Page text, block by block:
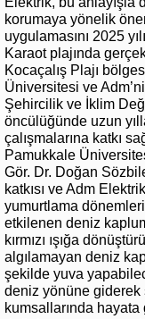
korumaya yönelik
uygulamasını 2025
Karaot plajında
Kocaçalış Plajı
Üniversitesi ve
Şehircilik ve İklim
öncülüğünde uzun
çalışmalarına katkı
Pamukkale
Gör. Dr. Doğan
katkısı ve Adm
yumurtlama
etkilenen deniz
kırmızı ışığa
algılamayan deniz
şekilde yuva
deniz yönüne
kumsallarında